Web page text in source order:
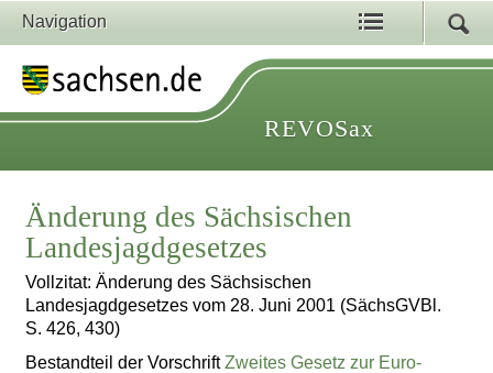
Navigation
REVOSax
Änderung des Sächsischen
Landesjagdgesetzes
Vollzitat: Änderung des Sächsischen
Landesjagdgesetzes vom 28. Juni 2001 (SächsGVBl.
S. 426, 430)
Bestandteil der VorschriftZweites Gesetz zur Euro-